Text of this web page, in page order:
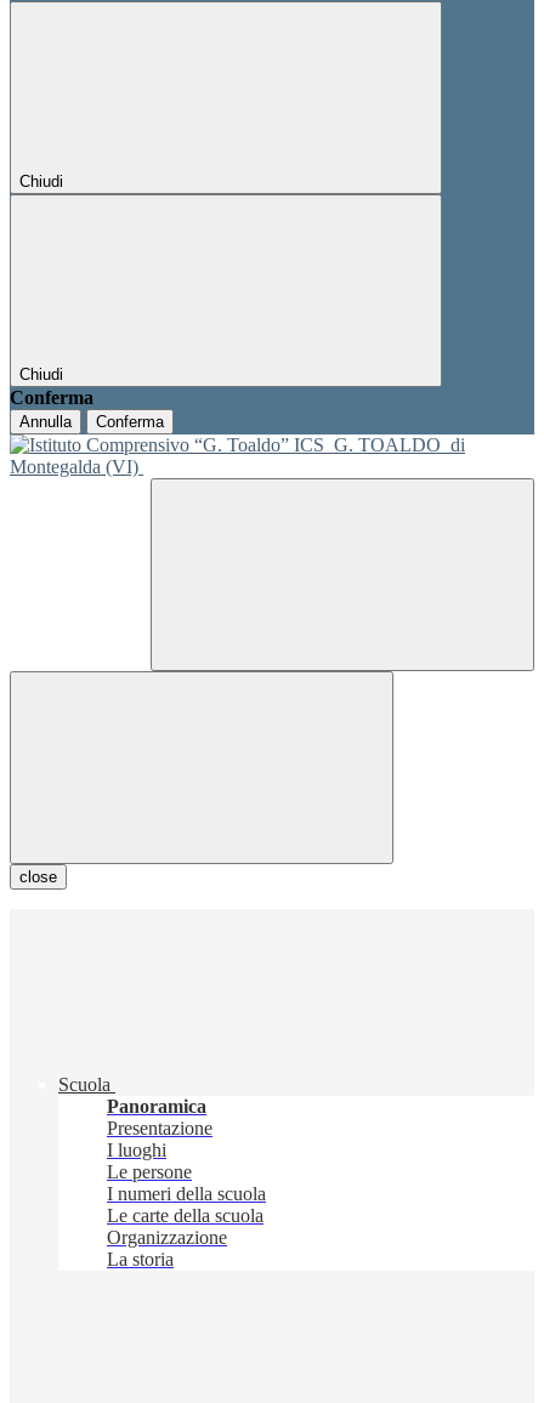
Chiudi
Chiudi
Conferma
Annulla Conferma
ICS G. TOALDO di
Montegalda (VI)
close
Scuola
Panoramica
Presentazione
I luoghi
Le persone
I numeri della scuola
Le carte della scuola
Organizzazione
La storia